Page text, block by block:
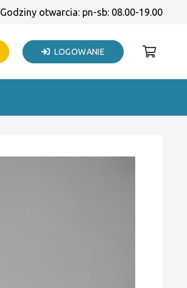
Godziny otwarcia: pn-sb: 08.00-19.00
LOGOWANIE